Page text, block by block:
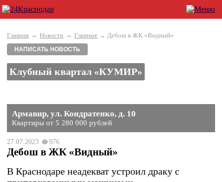
Главная → Новости → Главные → Дебош в ЖК «Видный»
НАПИСАТЬ НОВОСТЬ
Клубный квартал «КУМИР»
Армавир, ул. Кондратенко, д. 10
Квартиры от 5 280 000 рублей
27.07.2023 976
Дебош в ЖК «Видный»
В Краснодаре неадекват устроил драку с